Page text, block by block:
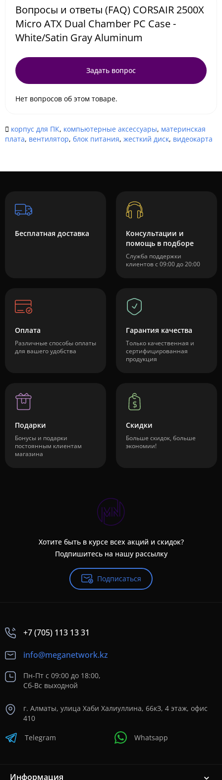
Вопросы и ответы (FAQ) CORSAIR 2500X
Micro ATX Dual Chamber PC Case -
White/Satin Gray Aluminum
Задать вопрос
Нет вопросов об этом товаре.
корпус для ПК, компьютерные аксессуары, материнская
плата, вентилятор, блок питания, жесткий диск, видеокарта
Бесплатная доставка
Консультации и
помощь в подборе
Служба поддержки
клиентов с 09:00 до 20:00
Оплата
Различные способы оплаты
для вашего удобства
Гарантия качества
Только качественная и
сертифицированная
продукция
Подарки
Бонусы и подарки
постоянным клиентам
магазина
Скидки
Больше скидок, больше
экономии!
Хотите быть в курсе всех акций и скидок?
Подпишитесь на нашу рассылку
Подписаться
+7 (705) 113 13 31
info@meganetwork.kz
Пн-Пт с 09:00 до 18:00,
Сб-Вс выходной
г. Алматы, улица Хаби Халиуллина, 66кЗ, 4 этаж, офис
410
Telegram Whatsapp
Информация